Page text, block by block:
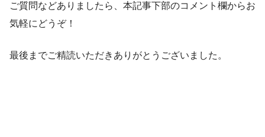
ご質問などありましたら、本記事下部のコメント欄からお
気軽にどうぞ！
最後までご精読いただきありがとうございました。